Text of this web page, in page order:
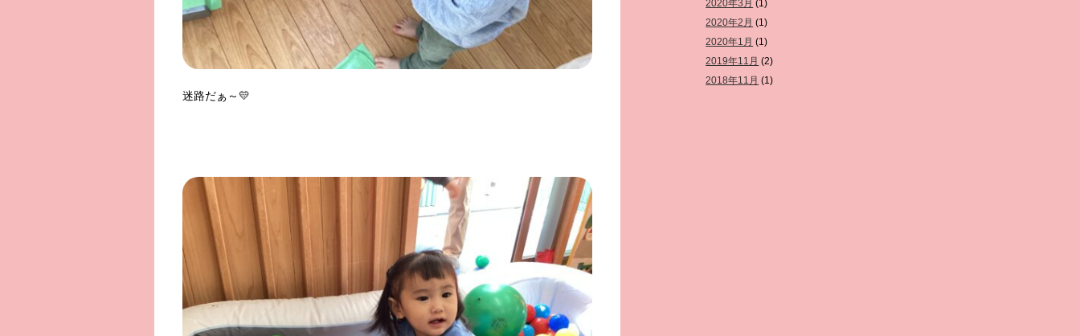
迷路だぁ～💛
2020年3月 (1)
2020年2月 (1)
2020年1月 (1)
2019年11月 (2)
2018年11月 (1)